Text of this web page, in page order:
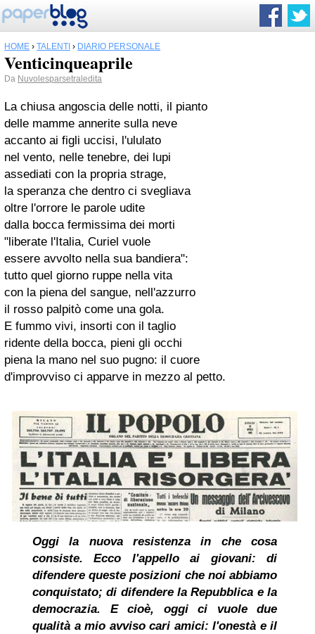
HOME › TALENTI › DIARIO PERSONALE
Venticinqueaprile
Da Nuvolesparsetraledita
La chiusa angoscia delle notti, il pianto
delle mamme annerite sulla neve
accanto ai figli uccisi, l'ululato
nel vento, nelle tenebre, dei lupi
assediati con la propria strage,
la speranza che dentro ci svegliava
oltre l'orrore le parole udite
dalla bocca fermissima dei morti
"liberate l'Italia, Curiel vuole
essere avvolto nella sua bandiera":
tutto quel giorno ruppe nella vita
con la piena del sangue, nell'azzurro
il rosso palpitò come una gola.
E fummo vivi, insorti con il taglio
ridente della bocca, pieni gli occhi
piena la mano nel suo pugno: il cuore
d'improvviso ci apparve in mezzo al petto.
Oggi la nuova resistenza in che cosa
consiste. Ecco l'appello ai giovani: di
difendere queste posizioni che noi abbiamo
conquistato; di difendere la Repubblica e la
democrazia. E cioè, oggi ci vuole due
qualità a mio avviso cari amici: l'onestà e il